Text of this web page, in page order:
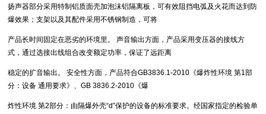
扬声器部分采用特制铝质面壳加泡沫铝隔离板，可有效阻挡电弧及火花而达到防
爆效果；支架以及其配件采用不锈钢制造，可将
产品长时间固定在恶劣的环境里。 声音输出方面，产品采用变压器的接线方
式，通过选接出线组合改变额定功率，保证了远距离
稳定的扩音输出。 安全性方面，产品符合GB3836.1-2010《爆炸性环境 第1部
分：设备 通用要求》、GB 3836.2-2010《爆
炸性环境 第2部分：由隔爆外壳“d”保护的设备的标准要求。经国家指定的检验单